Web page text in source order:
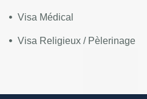
Visa Médical
Visa Religieux / Pèlerinage